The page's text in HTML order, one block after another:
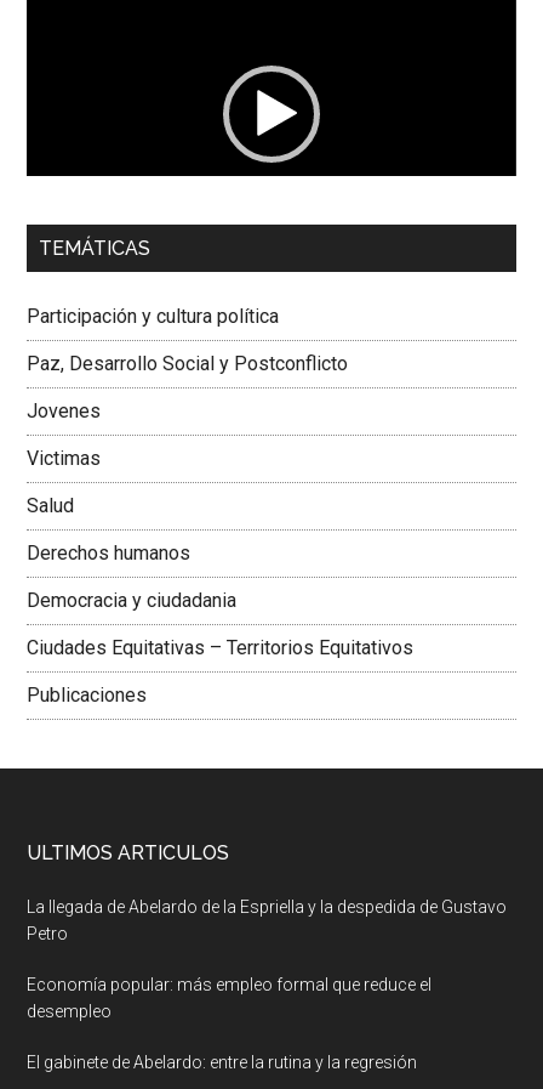
00:00 01:04
Dra. Carolina Corcho Mejía,Presidenta Corporación
Colombiana
TEMÁTICAS
Participación y cultura política
Paz, Desarrollo Social y Postconflicto
Jovenes
Victimas
Salud
Derechos humanos
Democracia y ciudadania
Ciudades Equitativas – Territorios Equitativos
Publicaciones
ULTIMOS ARTICULOS
La llegada de Abelardo de la Espriella y la despedida de Gustavo
Petro
Economía popular: más empleo formal que reduce el
desempleo
El gabinete de Abelardo: entre la rutina y la regresión